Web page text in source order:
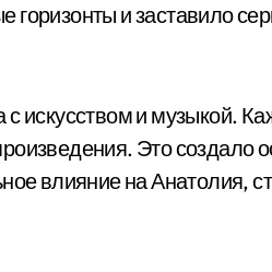
и заставило
искусством и музыкой.
Это создало
влияние на Анатолия,